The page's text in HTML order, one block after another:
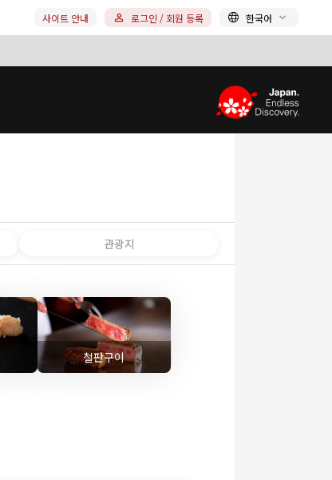
사이트 안내 로그인 / 회원 등록 한국어
관광지
철판구이